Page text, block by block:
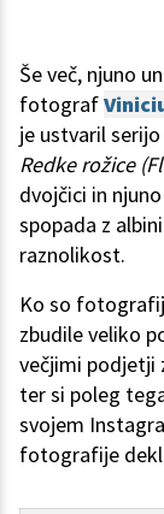
Še več, njuno
fotograf
je ustvaril
Redke rožice
dvojčici in
spopada z
raznolikost.
Ko so
zbudile veliko
večjimi podjetji
ter si poleg
svojem
fotografije